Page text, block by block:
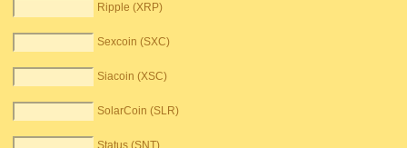
Ripple (XRP)
Sexcoin (SXC)
Siacoin (XSC)
SolarCoin (SLR)